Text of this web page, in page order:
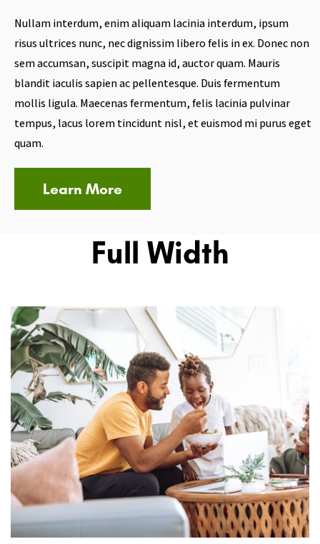
Nullam interdum, enim aliquam lacinia interdum, ipsum
risus ultrices nunc, nec dignissim libero felis in ex. Donec non
sem accumsan, suscipit magna id, auctor quam. Mauris
blandit iaculis sapien ac pellentesque. Duis fermentum
mollis ligula. Maecenas fermentum, felis lacinia pulvinar
tempus, lacus lorem tincidunt nisl, et euismod mi purus eget
quam.
Learn More
Full Width